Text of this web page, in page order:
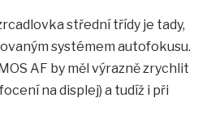
střední třídy je tady,
systémem autofokusu.
AF by měl výrazně zrychlit
na displej) a tudíž i při